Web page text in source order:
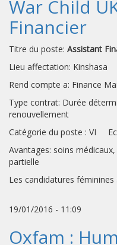
War Child
Financier
Titre du poste: Assistant
Lieu affectation: Kinshasa
Rend compte a: Finance
Type contrat: Durée
renouvellement
Catégorie du poste : VI
Avantages: soins
partielle
Les candidatures
19/01/2016 - 11:09
Oxfam :